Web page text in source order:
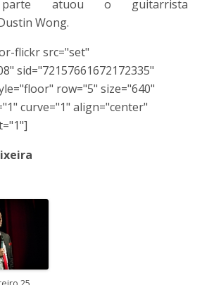
atuou o guitarrista
Wong.
flickr src="set"
sid="72157661672172335"
row="5" size="640"
curve="1" align="center"